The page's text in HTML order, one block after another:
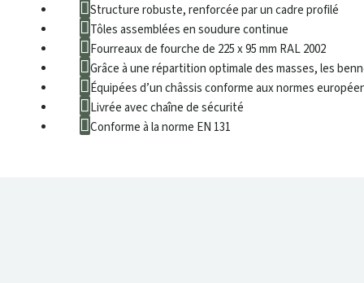
Structure robuste, renforcée par un cadre profilé
Tôles assemblées en soudure continue
Fourreaux de fourche de 225 x 95 mm RAL 2002
Grâce à une répartition optimale des masses, les
Équipées d’un châssis conforme aux normes
Livrée avec chaîne de sécurité
Conforme à la norme EN 131